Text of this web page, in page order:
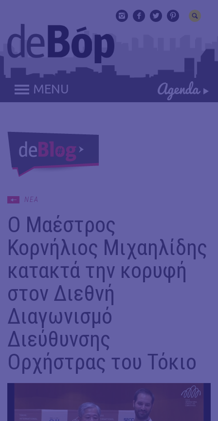
MENU
ΝΕΑ
Ο Μαέστρος
Κορνήλιος Μιχαηλίδης
κατακτά την κορυφή
στον Διεθνή
Διαγωνισμό
Διεύθυνσης
Ορχήστρας του Τόκιο